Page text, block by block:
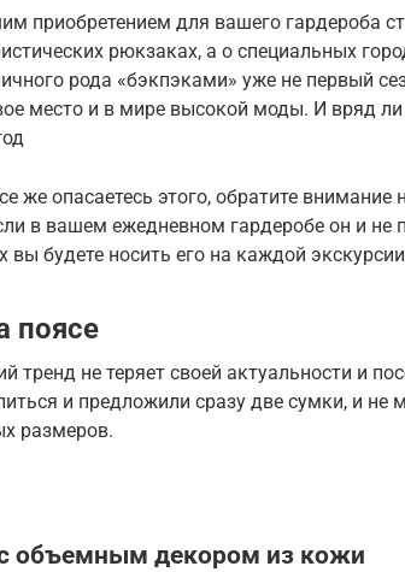
приобретением для вашего гардероба
рюкзаках, а о специальных
рода «бэкпэками» уже не первый
место и в мире высокой моды. И вряд
же опасаетесь этого, обратите
в вашем ежедневном гардеробе он и не
вы будете носить его на каждой
поясе
тренд не теряет своей актуальности и
и предложили сразу две сумки, и не
размеров.
объемным декором из кожи